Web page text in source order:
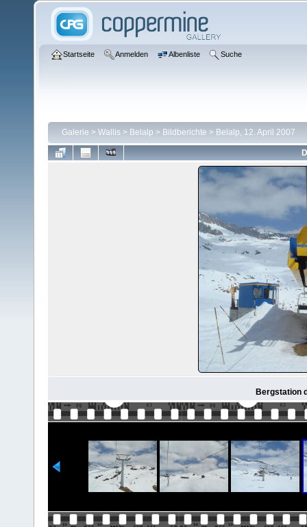
Startseite Anmelden Albenliste Suche
Galerie > Wallis > Belalp > Bildberichte > Belalp, 12. April 2007
Bergstation